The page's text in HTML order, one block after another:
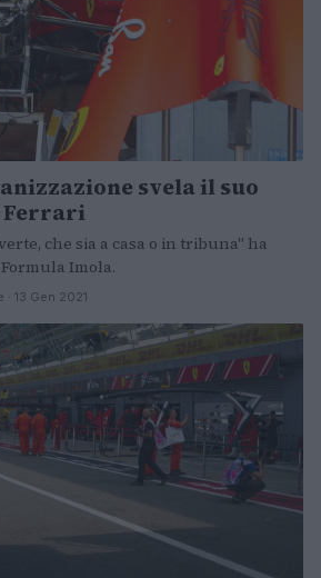
svela il suo
Ferrari
che sia a casa o in tribuna" ha
Imola.
13 Gen 2021